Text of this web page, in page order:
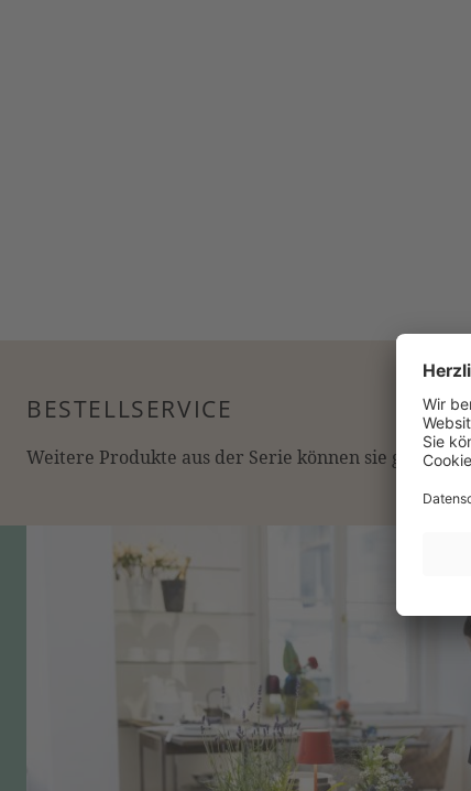
BESTELLSERVICE
Weitere Produkte aus der Serie können sie gerne